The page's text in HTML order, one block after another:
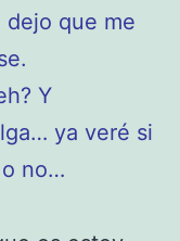
que me
Y
ya veré si
no…